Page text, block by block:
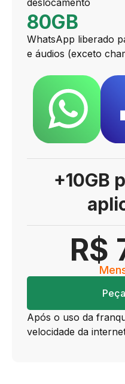
80GB
WhatsApp liberado
e áudios (exceto
+10GB
R$
Após o uso da
velocidade da